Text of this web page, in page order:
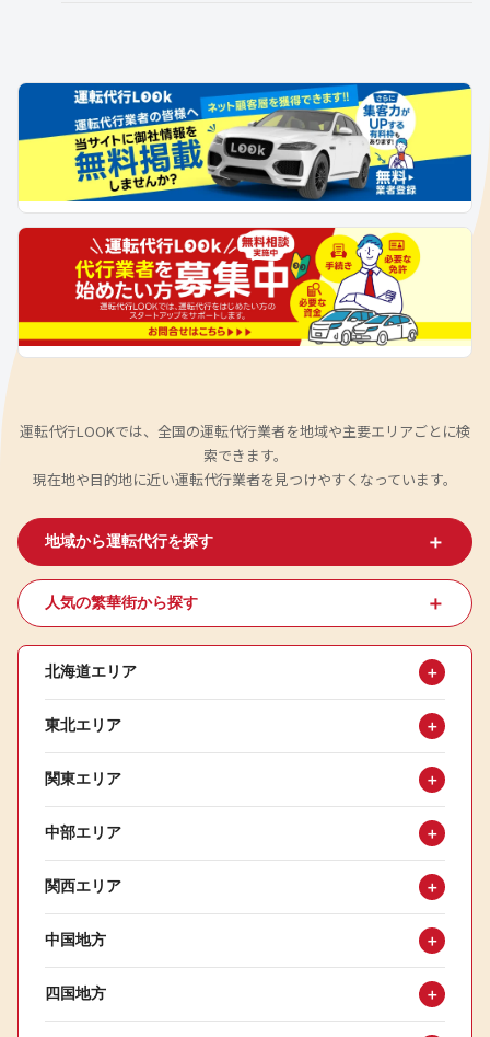
運転代行LOOKでは、全国の運転代行業者を地域や主要エリアごとに検
索できます。
現在地や目的地に近い運転代行業者を見つけやすくなっています。
地域から運転代行を探す ＋
人気の繁華街から探す ＋
北海道エリア ＋
東北エリア ＋
関東エリア ＋
中部エリア ＋
関西エリア ＋
中国地方 ＋
四国地方 ＋